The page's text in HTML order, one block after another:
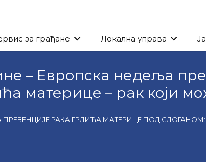
за грађане Локална управа
– Европска недеља
материце – рак који
ПРЕВЕНЦИЈЕ РАКА ГРЛИЋА МАТЕРИЦЕ ПОД